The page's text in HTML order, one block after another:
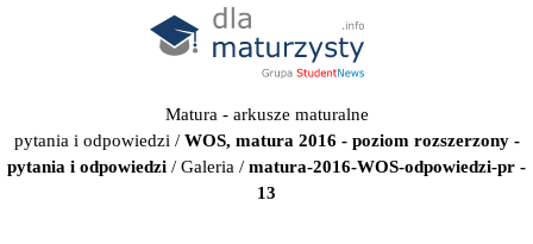
Matura - arkusze maturalne
pytania i odpowiedzi / WOS, matura 2016 - poziom rozszerzony -
pytania i odpowiedzi / Galeria / matura-2016-WOS-odpowiedzi-pr -
13